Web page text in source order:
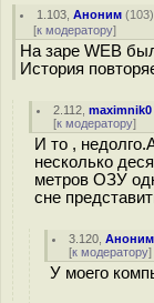
1.103 ,Аноним (103
[к модератору]
На заре WEB
История
2.112 ,maximnik0
[к модератору]
И то ,
несколько
метров ОЗУ
сне
3.120 ,Аноним
[к модератору]
У моего